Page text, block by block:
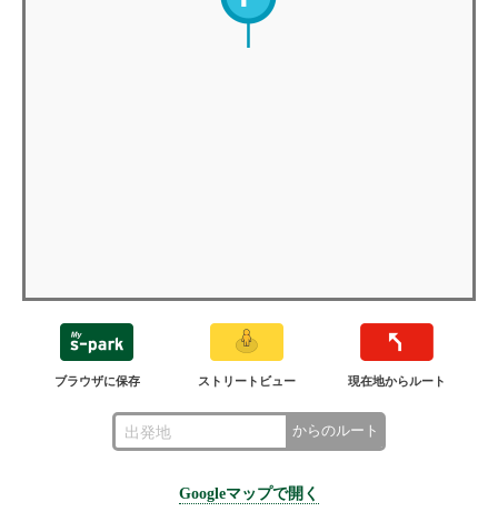
ブラウザに保存 ストリートビュー 現在地からルート
からのルート
Googleマップで開く